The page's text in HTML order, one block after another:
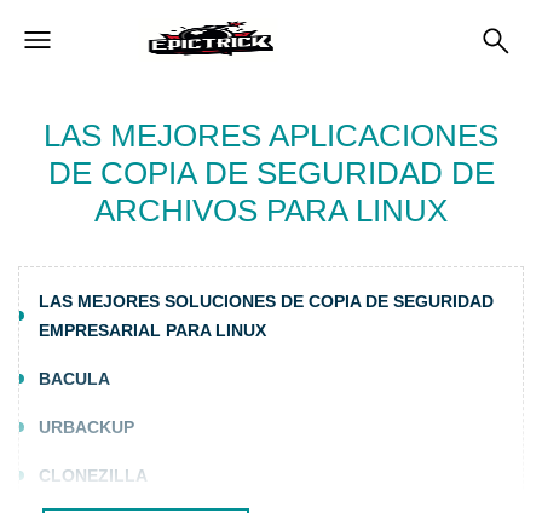
LAS MEJORES APLICACIONES
DE COPIA DE SEGURIDAD DE
ARCHIVOS PARA LINUX
LAS MEJORES SOLUCIONES DE COPIA DE SEGURIDAD
EMPRESARIAL PARA LINUX
BACULA
URBACKUP
CLONEZILLA